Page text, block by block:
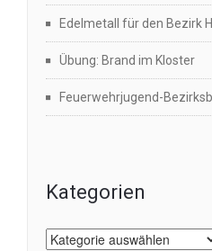
Edelmetall für den Bezirk
Übung: Brand im Kloster
Feuerwehrjugend-
Kategorien
Kategorien